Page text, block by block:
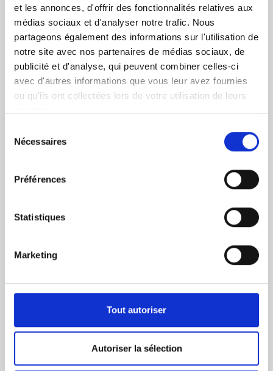
et les annonces, d'offrir des fonctionnalités relatives aux
médias sociaux et d'analyser notre trafic. Nous
partageons également des informations sur l'utilisation de
notre site avec nos partenaires de médias sociaux, de
publicité et d'analyse, qui peuvent combiner celles-ci
avec d'autres informations que vous leur avez fournies
ou qu'ils ont collectées lors de votre utilisation de leurs
Nécessaires
Préférences
Statistiques
Marketing
Tout autoriser
Autoriser la sélection
merci pour leur confiance. »Juliette Vogler,
Directrice Générale d’Okamac.
L’activité d’Okamac contribue aux Objectifs de
Développement Durable des Nations Unies et
de consommation et de production durables –
notamment en :
Evitant de consommer des ressources naturelles
précieuses (métaux, eau…) nécessaires à la
Réduisant la production de déchets électriques
donnant une deuxième vie à des ordinateurs
usagés, et indirectement en allongeant la durée
entreprises et les institutions publiques à
concrète aux ODD 8 et 13, en :
relatives à la fabrication d’ordinateurs neufs ;
Proposant des ordinateurs à un prix accessible